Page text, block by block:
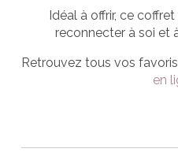
Idéal à offrir, ce
reconnecter à soi et
Retrouvez tous vos
en